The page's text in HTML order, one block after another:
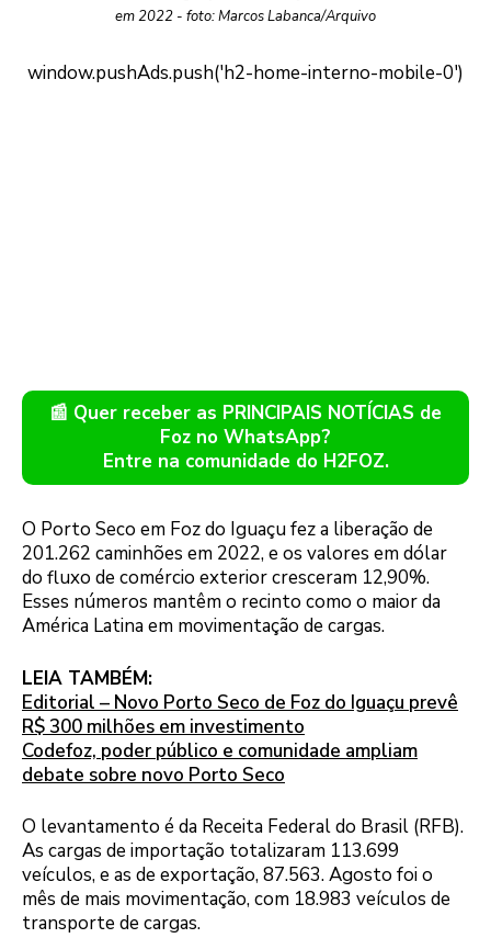
em 2022 - foto: Marcos Labanca/Arquivo
📰 Quer receber as PRINCIPAIS NOTÍCIAS de
Foz no WhatsApp?
Entre na comunidade do H2FOZ.
O Porto Seco em Foz do Iguaçu fez a liberação de
201.262 caminhões em 2022, e os valores em dólar
do fluxo de comércio exterior cresceram 12,90%.
Esses números mantêm o recinto como o maior da
América Latina em movimentação de cargas.
LEIA TAMBÉM:
Editorial – Novo Porto Seco de Foz do Iguaçu prevê
R$ 300 milhões em investimento
Codefoz, poder público e comunidade ampliam
debate sobre novo Porto Seco
O levantamento é da Receita Federal do Brasil (RFB).
As cargas de importação totalizaram 113.699
veículos, e as de exportação, 87.563. Agosto foi o
mês de mais movimentação, com 18.983 veículos de
transporte de cargas.